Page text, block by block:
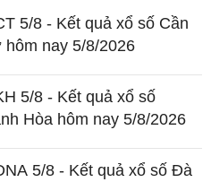
5/8 - Kết quả xổ số Cần
hôm nay 5/8/2026
5/8 - Kết quả xổ số
Hòa hôm nay 5/8/2026
5/8 - Kết quả xổ số Đà